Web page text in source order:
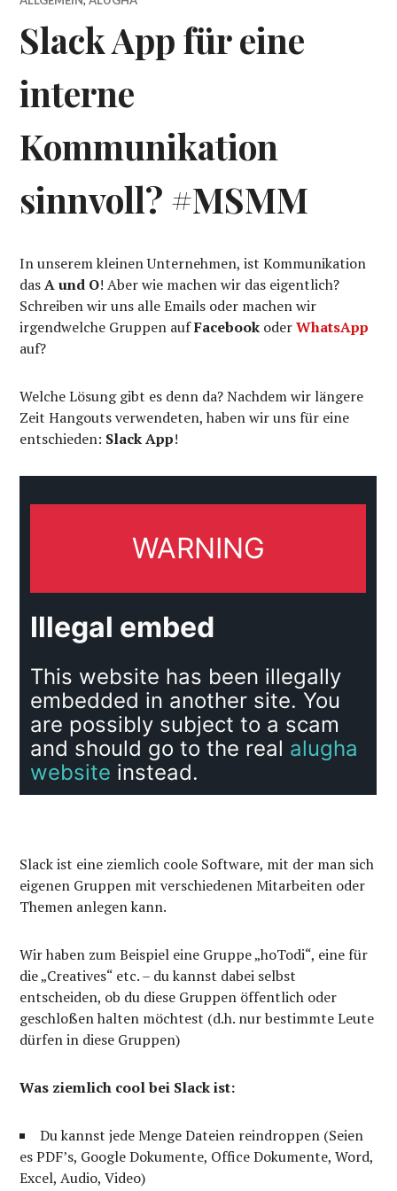
Slack App für eine
interne
Kommunikation
sinnvoll? #MSMM
In unserem kleinen Unternehmen, ist Kommunikation
dasA und O! Aber wie machen wir das eigentlich?
Schreiben wir uns alle Emails oder machen wir
irgendwelche Gruppen aufFacebook oderWhatsApp
auf?
Welche Lösung gibt es denn da? Nachdem wir längere
Zeit Hangouts verwendeten, haben wir uns für eine
entschieden: Slack App!
Slack ist eine ziemlich coole Software, mit der man sich
eigenen Gruppen mit verschiedenen Mitarbeiten oder
Themen anlegen kann.
Wir haben zum Beispiel eine Gruppe „hoTodi“, eine für
die „Creatives“ etc. – du kannst dabei selbst
entscheiden, ob du diese Gruppen öffentlich oder
geschloßen halten möchtest (d.h. nur bestimmte Leute
dürfen in diese Gruppen)
Was ziemlich cool bei Slack ist:
Du kannst jede Menge Dateien reindroppen (Seien
es PDF’s, Google Dokumente, Office Dokumente, Word,
Excel, Audio, Video)